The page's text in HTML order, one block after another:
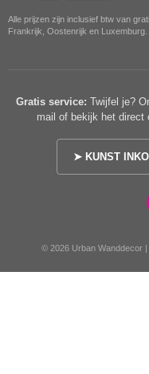
Alle prijzen zijn inclusief btw van
Frankrijk, Oostenrijk en Luxemburg.
Gratis service: Twijfel je?
mail of bekijk het direct
➤ KUNST
© 2026 Urban Wanddecor |